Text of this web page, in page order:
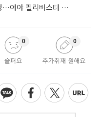
‘보완수사권 폐지법’ 본회의 상정…여야 필리버스터 대치
슬퍼요
0
추가취재 원해요
0